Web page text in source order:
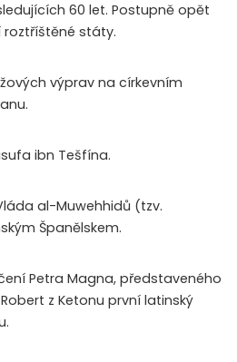
60 let. Postupně opět
státy.
výprav na církevním
ibn Tešfína.
al-Muwehhidů (tzv.
Španělskem.
Petra Magna, představeného
z Ketonu první latinský